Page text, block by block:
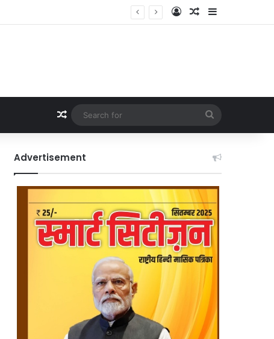
Log InRandom Article
Sidebar
Random Article
for
Advertisement